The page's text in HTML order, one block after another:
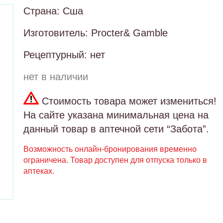
Страна: Сша
Изготовитель: Procter& Gamble
Рецептурный: нет
нет в наличии
Стоимость товара может измениться!
На сайте указана минимальная цена на
данный товар в аптечной сети “Забота”.
Возможность онлайн-бронирования временно
ограничена. Товар доступен для отпуска только в
аптеках.